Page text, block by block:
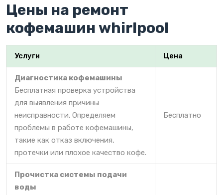
Цены на ремонт
кофемашин whirlpool
Услуги Цена
Диагностика кофемашины
Бесплатная проверка устройства
для выявления причины
неисправности. Определяем
проблемы в работе кофемашины,
такие как отказ включения,
протечки или плохое качество кофе.
Бесплатно
Прочистка системы подачи
воды